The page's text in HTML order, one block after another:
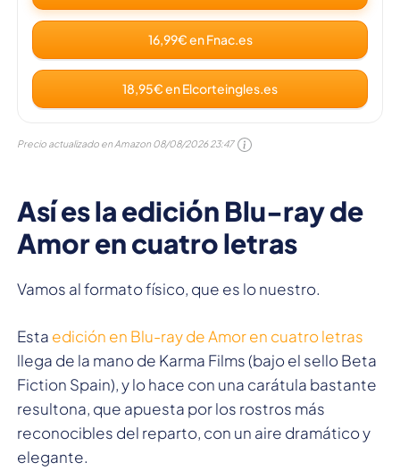
16,99€ en Fnac.es
18,95€ en Elcorteingles.es
Precio actualizado en Amazon 08/08/2026 23:47
Así es la edición Blu-ray de
Amor en cuatro letras
Vamos al formato físico, que es lo nuestro.
Esta edición en Blu-ray de Amor en cuatro letras
llega de la mano de Karma Films (bajo el sello Beta
Fiction Spain), y lo hace con una carátula bastante
resultona, que apuesta por los rostros más
reconocibles del reparto, con un aire dramático y
elegante.